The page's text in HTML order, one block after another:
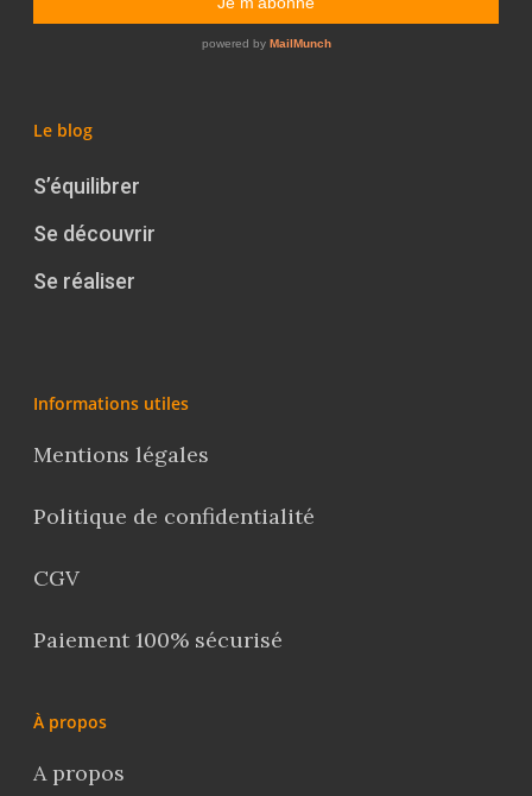
Le blog
S’équilibrer
Se découvrir
Se réaliser
Informations utiles
Mentions légales
Politique de confidentialité
CGV
Paiement 100% sécurisé
À propos
A propos